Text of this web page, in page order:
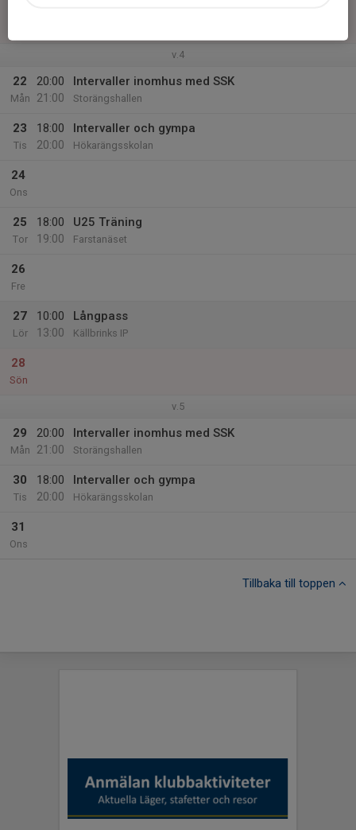
v.4
22
Mån
20:00
21:00
Intervaller inomhus med SSK
Storängshallen
23
Tis
18:00
20:00
Intervaller och gympa
Hökarängsskolan
24
Ons
25
Tor
18:00
19:00
U25 Träning
Farstanäset
26
Fre
27
Lör
10:00
13:00
Långpass
Källbrinks IP
28
Sön
v.5
29
Mån
20:00
21:00
Intervaller inomhus med SSK
Storängshallen
30
Tis
18:00
20:00
Intervaller och gympa
Hökarängsskolan
31
Ons
Tillbaka till toppen